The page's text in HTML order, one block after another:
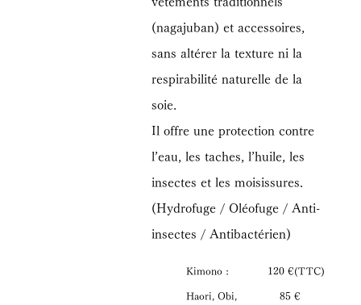
(nagajuban) et accessoires,
sans altérer la texture ni la
respirabilité naturelle de la
soie.
Il offre une protection contre
l’eau, les taches, l’huile, les
insectes et les moisissures.
(Hydrofuge / Oléofuge / Anti-
insectes / Antibactérien)
Kimono :
120 €(TTC)
Haori, Obi,
85 €